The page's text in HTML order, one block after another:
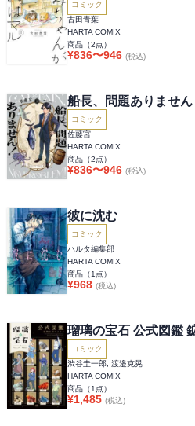
コミック
古田青葉
HARTA COMIX
商品（2点）
¥836〜946 (税込)
船長、問題ありません
コミック
佐藤宮
HARTA COMIX
商品（2点）
¥836〜946 (税込)
彼に沈む
コミック
ハルタ編集部
HARTA COMIX
商品（1 点）
¥968 (税込)
瑠璃の宝石 公式図鑑
コミック
渋谷圭一郎, 渡邉克晃
HARTA COMIX
商品（1 点）
¥1,485 (税込)